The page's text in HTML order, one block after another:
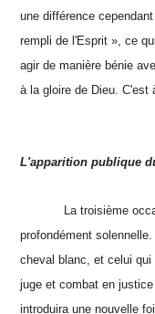
une différence
rempli de l'Esprit », ce
agir de manière bénie
à la gloire de Dieu. C'est
L'apparition publique
La troisième
profondément
cheval blanc, et celui qui
juge et combat en
introduira une nouvelle